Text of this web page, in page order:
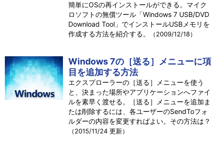
簡単にOSの再インストールができる。マイク
ロソフトの無償ツール「Windows 7 USB/DVD
Download Tool」でインストールUSBメモリを
作成する方法を紹介する。
（2009/12/18）
Windows 7の［送る］メニューに項
目を追加する方法
エクスプローラーの［送る］メニューを使う
と、決まった場所やアプリケーションへファイ
ルを素早く渡せる。［送る］メニューを追加ま
たは削除するには、各ユーザーのSendToフォ
ルダーの内容を変更すればよい。その方法は？
（2015/11/24 更新）